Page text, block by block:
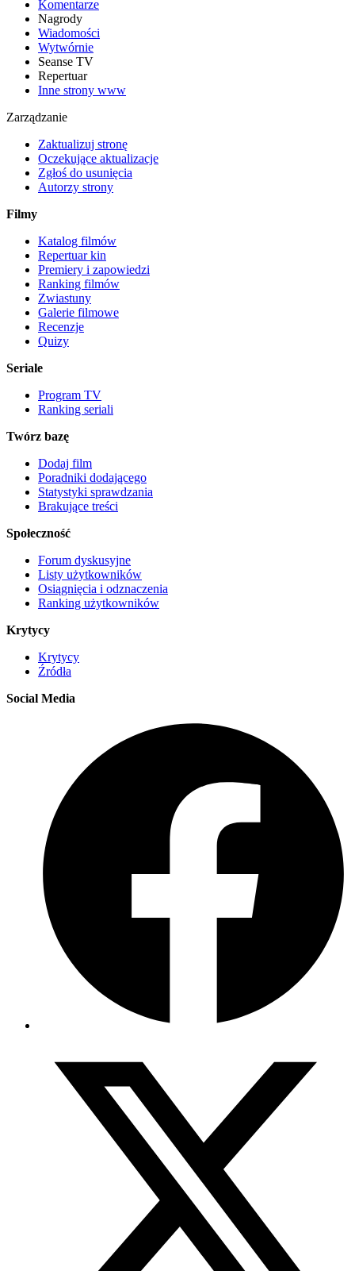
Komentarze
Nagrody
Wiadomości
Wytwórnie
Seanse TV
Repertuar
Inne strony www
Zarządzanie
Zaktualizuj stronę
Oczekujące aktualizacje
Zgłoś do usunięcia
Autorzy strony
Filmy
Katalog filmów
Repertuar kin
Premiery i zapowiedzi
Ranking filmów
Zwiastuny
Galerie filmowe
Recenzje
Quizy
Seriale
Program TV
Ranking seriali
Twórz bazę
Dodaj film
Poradniki dodającego
Statystyki sprawdzania
Brakujące treści
Społeczność
Forum dyskusyjne
Listy użytkowników
Osiągnięcia i odznaczenia
Ranking użytkowników
Krytycy
Krytycy
Źródła
Social Media